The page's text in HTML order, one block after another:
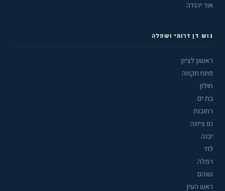
אור יהודה
גוש דן דרומי ושפלה
ראשון לציון
פתח תקווה
חולון
בת ים
רחובות
נס ציונה
יבנה
לוד
רמלה
שוהם
ראש העין